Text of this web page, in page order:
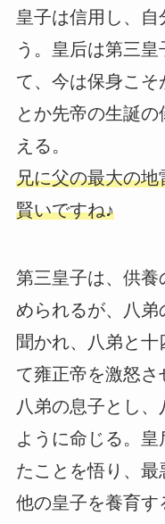
皇子は信用し、
う。皇后は第三
て、今は保身こ
とか先帝の生誕
える。
兄に父の最大の
賢いですね♪
第三皇子は、供養
められるが、八
聞かれ、八弟と
て雍正帝を激怒
八弟の息子とし
ように命じる。
たことを悟り、
他の皇子を養育す